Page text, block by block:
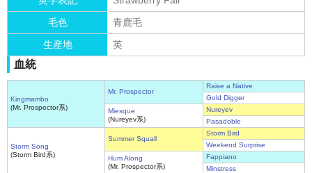
毛色
青鹿毛
生産地
英
血統
Kingmambo
(Mr. Prospector系)
Mr. Prospector
Raise a Native
Gold Digger
Miesque
(Nureyev系)
Nureyev
Pasadoble
Storm Song
(Storm Bird系)
Summer Squall
Storm Bird
Weekend Surprise
Hum Along
(Mr. Prospector系)
Fappiano
Minstress